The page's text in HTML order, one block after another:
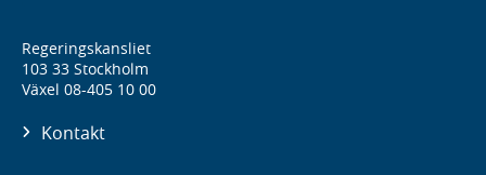
Regeringskansliet
103 33 Stockholm
Växel 08-405 10 00
Kontakt